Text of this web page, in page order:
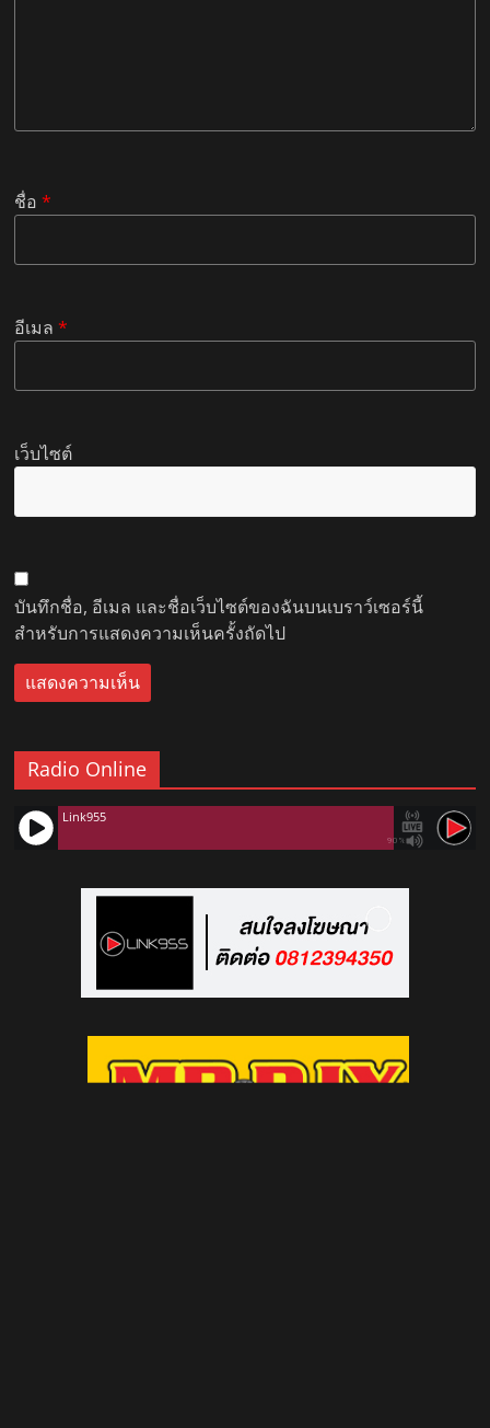
ชื่อ*
อีเมล*
เว็บไซต์
บันทึกชื่อ, อีเมล และชื่อเว็บไซต์ของฉันบนเบราว์เซอร์นี้
สำหรับการแสดงความเห็นครั้งถัดไป
Radio Online
90%
Link955